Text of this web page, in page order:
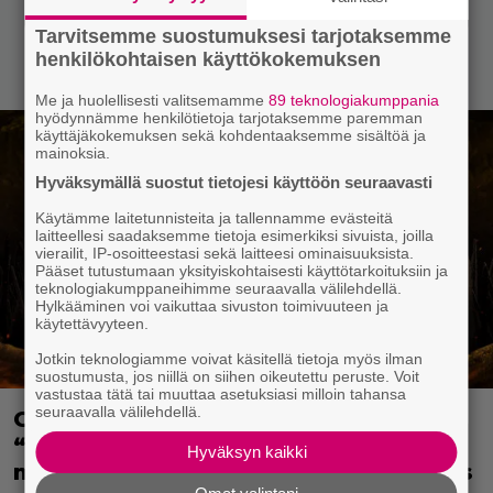
Game of Thrones -spinoffin tekijä:
“Halusimme sarjaan
monimuotoisuutta, jottei se olisi taas
Tarvitsemme suostumuksesi tarjotaksemme
henkilökohtaisen käyttökokemuksen
Me ja huolellisesti valitsemamme89 teknologiakumppania
hyödynnämme henkilötietoja tarjotaksemme paremman
käyttäjäkokemuksen sekä kohdentaaksemme sisältöä ja
mainoksia.
Hyväksymällä suostut tietojesi käyttöön seuraavasti
Käytämme laitetunnisteita ja tallennamme evästeitä
laitteellesi saadaksemme tietoja esimerkiksi sivuista, joilla
vierailit, IP-osoitteestasi sekä laitteesi ominaisuuksista.
Pääset tutustumaan yksityiskohtaisesti käyttötarkoituksiin ja
teknologiakumppaneihimme seuraavalla välilehdellä.
Hylkääminen voi vaikuttaa sivuston toimivuuteen ja
käytettävyyteen.
Jotkin teknologiamme voivat käsitellä tietoja myös ilman
suostumusta, jos niillä on siihen oikeutettu peruste. Voit
vastustaa tätä tai muuttaa asetuksiasi milloin tahansa
seuraavalla välilehdellä.
Hyväksyn kaikki